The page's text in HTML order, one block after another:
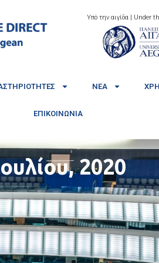
Υπό την αιγίδα | Under
ΝΈΑ
ΕΠΙΚΟΙΝΩΝΊΑ
2020